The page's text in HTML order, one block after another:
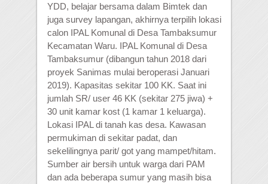
YDD, belajar bersama dalam Bimtek dan
juga survey lapangan, akhirnya terpilih lokasi
calon IPAL Komunal di Desa Tambaksumur
Kecamatan Waru. IPAL Komunal di Desa
Tambaksumur (dibangun tahun 2018 dari
proyek Sanimas mulai beroperasi Januari
2019). Kapasitas sekitar 100 KK. Saat ini
jumlah SR/ user 46 KK (sekitar 275 jiwa) +
30 unit kamar kost (1 kamar 1 keluarga).
Lokasi IPAL di tanah kas desa. Kawasan
permukiman di sekitar padat, dan
sekelilingnya parit/ got yang mampet/hitam.
Sumber air bersih untuk warga dari PAM
dan ada beberapa sumur yang masih bisa